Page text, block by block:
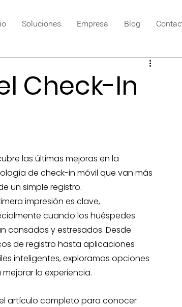
Soluciones Empresa Blog
Check-In
las últimas mejoras en la
de check-in móvil que van más
un simple registro.
impresión es clave,
cuando los huéspedes
cansados y estresados. Desde
de registro hasta aplicaciones
inteligentes, exploramos opciones
la experiencia.
el artículo completo para conocer